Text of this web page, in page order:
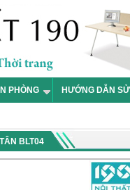
PHÒNG HƯỚNG DẪN
BLT04